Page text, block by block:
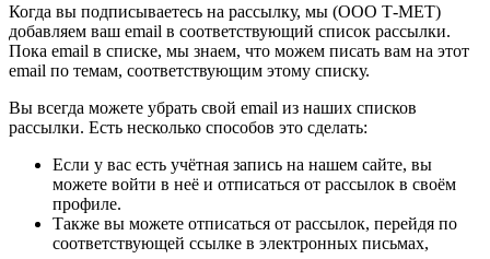
Когда вы подписываетесь на рассылку, мы (ООО Т-МЕТ)
добавляем ваш email в соответствующий список рассылки.
Пока email в списке, мы знаем, что можем писать вам на этот
email по темам, соответствующим этому списку.
Вы всегда можете убрать свой email из наших списков
рассылки. Есть несколько способов это сделать:
Если у вас есть учётная запись на нашем сайте, вы
можете войти в неё и отписаться от рассылок в своём
профиле.
Также вы можете отписаться от рассылок, перейдя по
соответствующей ссылке в электронных письмах,